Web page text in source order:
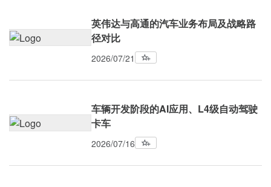
英伟达与高通的汽车业务布局及战略路
径对比
2026/07/21
车辆开发阶段的AI应用、L4级自动驾驶
卡车
2026/07/16